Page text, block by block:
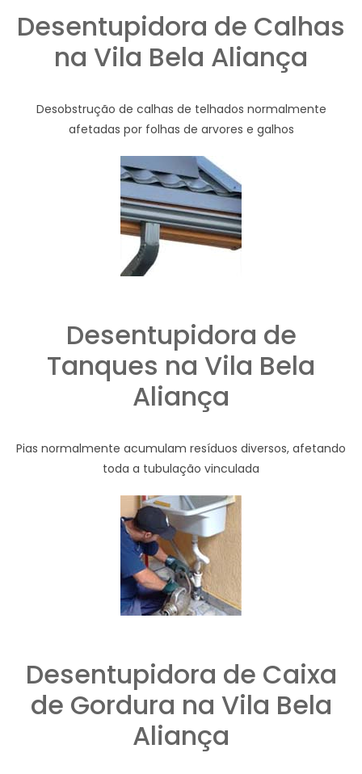
Desentupidora de Calhas
na Vila Bela Aliança
Desobstrução de calhas de telhados normalmente
afetadas por folhas de arvores e galhos
Desentupidora de
Tanques na Vila Bela
Aliança
Pias normalmente acumulam resíduos diversos, afetando
toda a tubulação vinculada
Desentupidora de Caixa
de Gordura na Vila Bela
Aliança